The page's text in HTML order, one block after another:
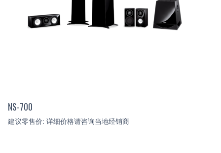
NS-700
建议零售价: 详细价格请咨询当地经销商